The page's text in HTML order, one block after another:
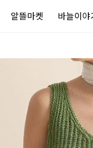
알뜰마켓 바늘이야